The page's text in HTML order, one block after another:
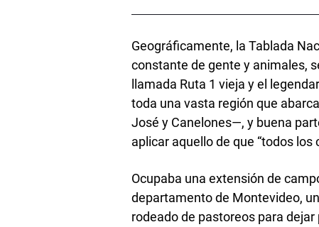
Geográficamente, la Tablada
constante de gente y animales,
llamada Ruta 1 vieja y el
toda una vasta región que
José y Canelones—, y buena
aplicar aquello de que “todos los
Ocupaba una extensión de
departamento de Montevideo,
rodeado de pastoreos para